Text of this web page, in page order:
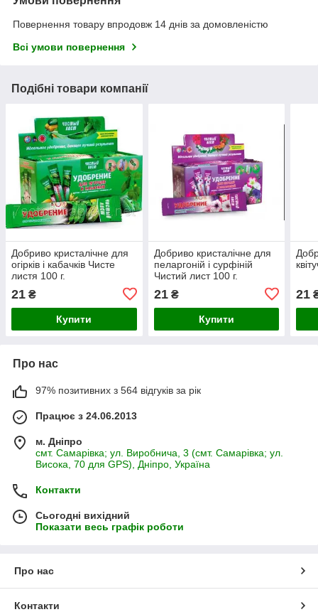
Повернення товару впродовж 14 днів за домовленістю
Всі умови повернення
Подібні товари компанії
Добриво кристалічне для
огірків і кабачків Чисте
листя 100 г.
21 ₴
Купити
Добриво кристалічне для
пеларгоній і сурфіній
Чистий лист 100 г.
21₴
Купити
21
Про нас
97% позитивних з 564 відгуків за рік
Працює з 24.06.2013
м. Дніпро
смт. Самарівка; ул. Виробнича, 3 (смт. Самарівка; ул.
Висока, 70 для GPS), Дніпро, Україна
Контакти
Сьогодні вихідний
Показати весь графік роботи
Про нас
Контакти